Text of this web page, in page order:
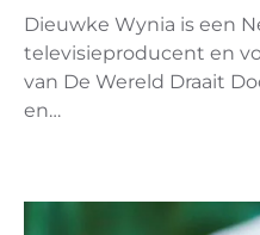
Dieuwke Wynia is een
televisieproducent en
van De Wereld Draait
en…